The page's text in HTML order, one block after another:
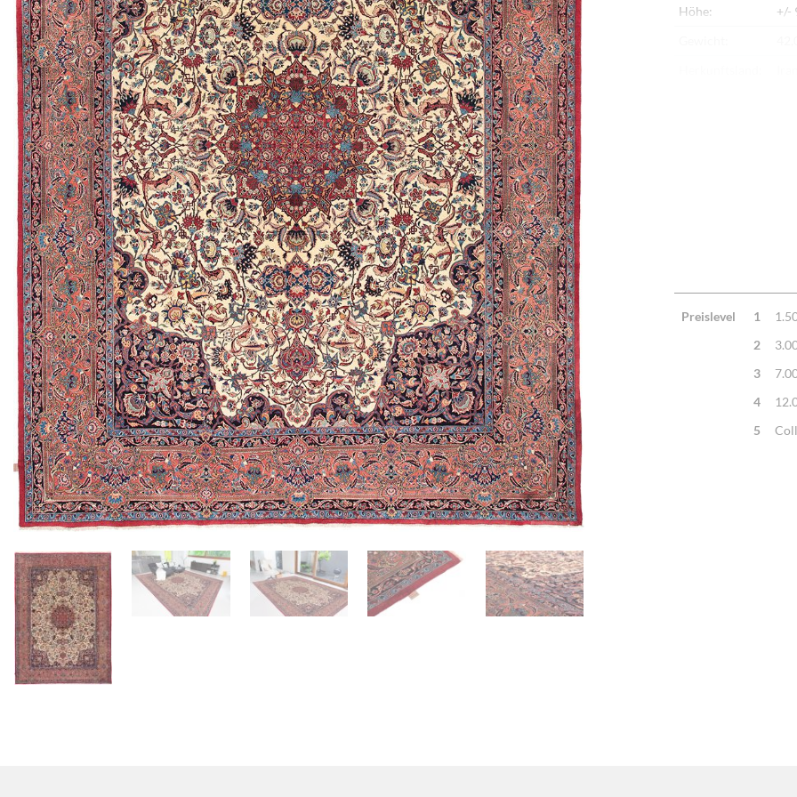
Höhe:
+/-
Preislevel
1
2
3
4
5